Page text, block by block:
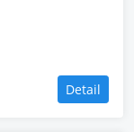
Detail